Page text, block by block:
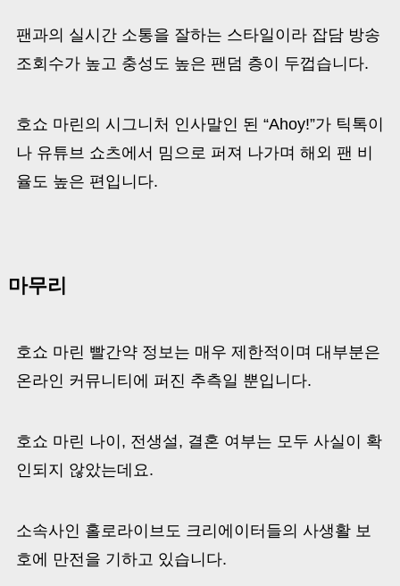
팬과의 실시간 소통을 잘하는 스타일이라 잡담 방송
조회수가 높고 충성도 높은 팬덤 층이 두껍습니다.
호쇼 마린의 시그니처 인사말인 된 “Ahoy!”가 틱톡이
나 유튜브 쇼츠에서 밈으로 퍼져 나가며 해외 팬 비
율도 높은 편입니다.
마무리
호쇼 마린 빨간약 정보는 매우 제한적이며 대부분은
온라인 커뮤니티에 퍼진 추측일 뿐입니다.
호쇼 마린 나이, 전생설, 결혼 여부는 모두 사실이 확
인되지 않았는데요.
소속사인 홀로라이브도 크리에이터들의 사생활 보
호에 만전을 기하고 있습니다.